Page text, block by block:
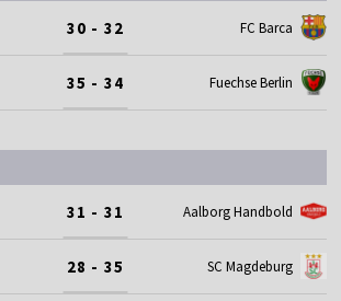
30 - 32 FC Barca
35 - 34 Fuechse Berlin
31 - 31 Aalborg Handbold
28 - 35 SC Magdeburg